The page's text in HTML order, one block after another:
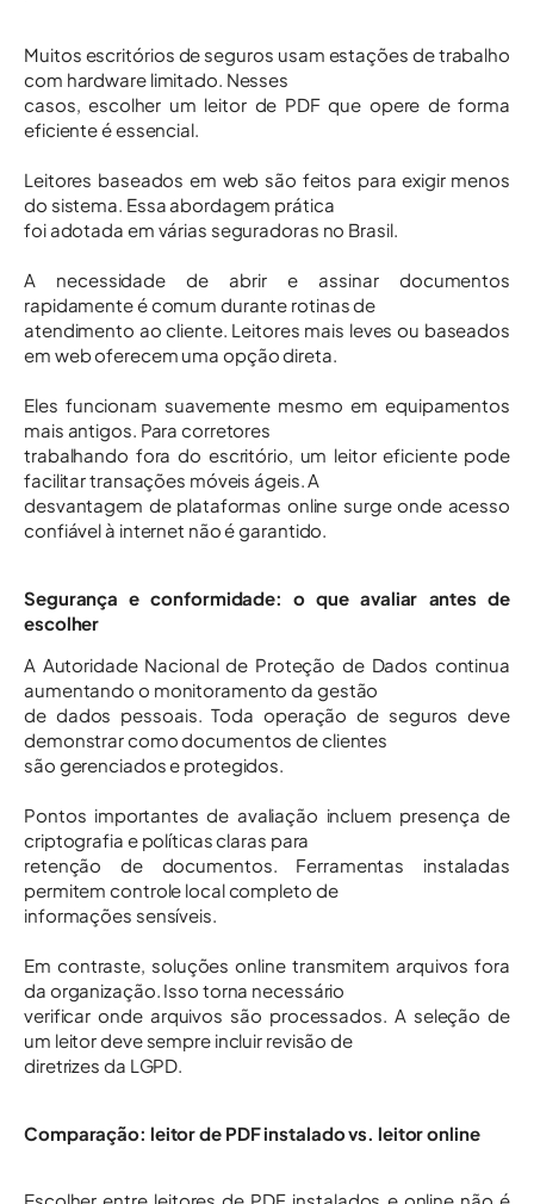
Muitos escritórios de seguros usam estações de trabalho
com hardware limitado. Nesses
casos, escolher um leitor de PDF que opere de forma
eficiente é essencial.
Leitores baseados em web são feitos para exigir menos
do sistema. Essa abordagem prática
foi adotada em várias seguradoras no Brasil.
A necessidade de abrir e assinar documentos
rapidamente é comum durante rotinas de
atendimento ao cliente. Leitores mais leves ou baseados
em web oferecem uma opção direta.
Eles funcionam suavemente mesmo em equipamentos
mais antigos. Para corretores
trabalhando fora do escritório, um leitor eficiente pode
facilitar transações móveis ágeis. A
desvantagem de plataformas online surge onde acesso
confiável à internet não é garantido.
Segurança e conformidade: o que avaliar antes de
escolher
A Autoridade Nacional de Proteção de Dados continua
aumentando o monitoramento da gestão
de dados pessoais. Toda operação de seguros deve
demonstrar como documentos de clientes
são gerenciados e protegidos.
Pontos importantes de avaliação incluem presença de
criptografia e políticas claras para
retenção de documentos. Ferramentas instaladas
permitem controle local completo de
informações sensíveis.
Em contraste, soluções online transmitem arquivos fora
da organização. Isso torna necessário
verificar onde arquivos são processados. A seleção de
um leitor deve sempre incluir revisão de
diretrizes da LGPD.
Comparação: leitor de PDF instalado vs. leitor online